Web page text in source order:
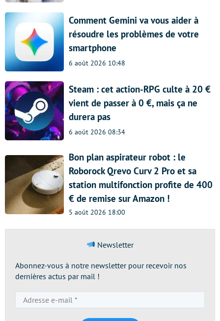
Comment Gemini va vous aider à
résoudre les problèmes de votre
smartphone
6 août 2026 10:48
Steam : cet action-RPG culte à 20 €
vient de passer à 0 €, mais ça ne
durera pas
6 août 2026 08:34
Bon plan aspirateur robot : le
Roborock Qrevo Curv 2 Pro et sa
station multifonction profite de 400
€ de remise sur Amazon !
5 août 2026 18:00
Newsletter
Abonnez-vous à notre newsletter pour recevoir nos
dernières actus par mail !
e-
mail